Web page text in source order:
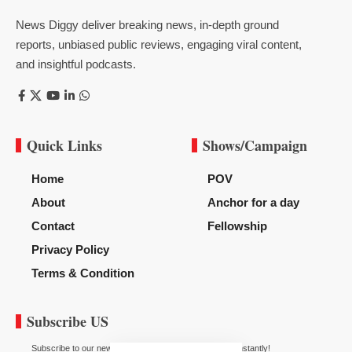
News Diggy deliver breaking news, in-depth ground
reports, unbiased public reviews, engaging viral content,
and insightful podcasts.
Quick Links
Home
About
Contact
Privacy Policy
Terms & Condition
Shows/Campaign
POV
Anchor for a day
Fellowship
Subscribe US
Subscribe to our newsletter to get our newest articles instantly!